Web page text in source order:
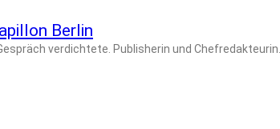
Berlin
verdichtete. Publisherin und Chefredakteurin...